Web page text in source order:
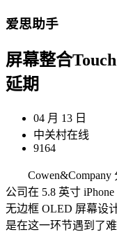
爱思助手
屏幕整合
延期
04 月 13 日
中关村在线
9164
Cowen&Company
公司在 5.8 英寸
无边框 OLED 屏幕设
是在这一环节遇到了难